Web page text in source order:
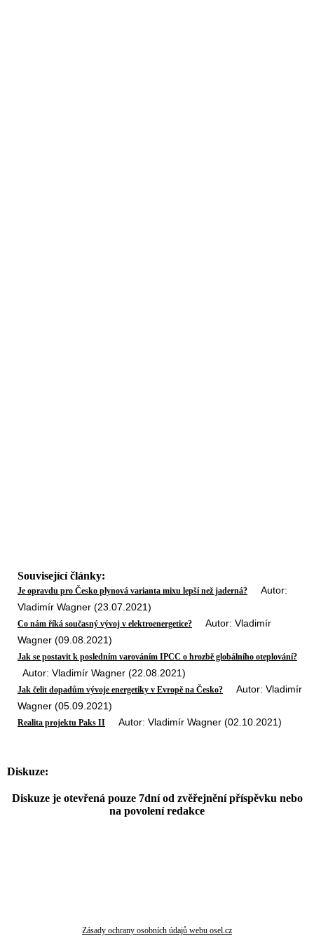
Související články:
Je opravdu pro Česko plynová varianta mixu lepší než jaderná? Autor:
Vladimír Wagner (23.07.2021)
Co nám říká současný vývoj v elektroenergetice? Autor: Vladimír
Wagner (09.08.2021)
Jak se postavit k posledním varováním IPCC o hrozbě globálního oteplování?
Autor: Vladimír Wagner (22.08.2021)
Jak čelit dopadům vývoje energetiky v Evropě na Česko? Autor: Vladimír
Wagner (05.09.2021)
Realita projektu Paks II Autor: Vladimír Wagner (02.10.2021)
Diskuze:
Diskuze je otevřená pouze 7dní od zvěřejnění příspěvku nebo
na povolení redakce
Zásady ochrany osobních údajů webu osel.cz